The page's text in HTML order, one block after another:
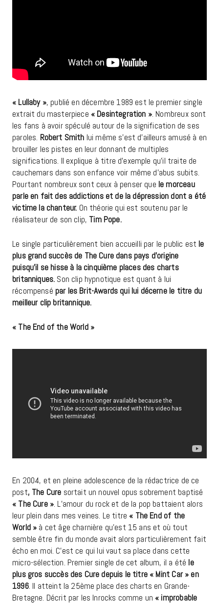
« Lullaby », publié en décembre 1989 est le premier single
extrait du masterpiece « Desintegration ». Nombreux sont
les fans à avoir spéculé autour de la signification de ses
paroles. Robert Smith lui même s’est d’ailleurs amusé à en
brouiller les pistes en leur donnant de multiples
significations. Il explique à titre d’exemple qu’il traite de
cauchemars dans son enfance voir même d’abus subits.
Pourtant nombreux sont ceux à penser que le morceau
parle en fait des addictions et de la dépression dont a été
victime la chanteur. On théorie qui est soutenu par le
réalisateur de son clip, Tim Pope.
Le single particulièrement bien accueilli par le public est le
plus grand succès de The Cure dans pays d’origine
puisqu’il se hisse à la cinquième places des charts
britanniques. Son clip hypnotique est quant à lui
récompensé par les Brit-Awards qui lui décerne le titre du
meilleur clip britannique.
« The End of the World »
En 2004, et en pleine adolescence de la rédactrice de ce
post, The Cure sortait un nouvel opus sobrement baptisé
« The Cure ». L’amour du rock et de la pop battaient alors
leur plein dans mes veines. Le titre« The End of the
World » à cet âge charnière qu’est 15 ans et où tout
semble être fin du monde avait alors particulièrement fait
écho en moi. C’est ce qui lui vaut sa place dans cette
micro-sélection. Premier single de cet album, il a été le
plus gros succès des Cure depuis le titre « Mint Car » en
1996. Il atteint la 25ème place des charts en Grande-
Bretagne. Décrit par les Inrocks comme un« improbable